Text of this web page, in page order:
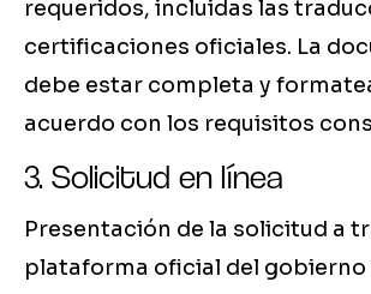
requeridos, incluidas las
certificaciones oficiales. La
debe estar completa y
acuerdo con los requisitos
3. Solicitud en línea
Presentación de la solicitud a
plataforma oficial del gobierno